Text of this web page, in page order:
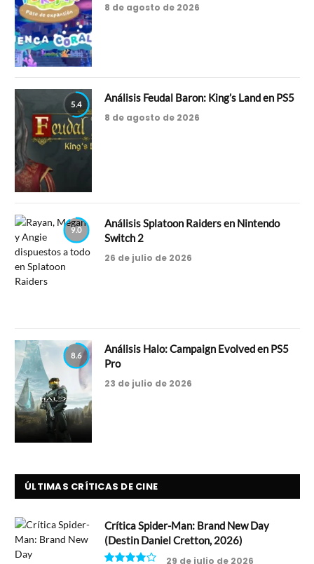
8 de agosto de 2026
5.4
Análisis Feudal Baron: King’s Land en PS5
8 de agosto de 2026
9.0
Análisis Splatoon Raiders en Nintendo
Switch 2
26 de julio de 2026
8.6
Análisis Halo: Campaign Evolved en PS5
Pro
23 de julio de 2026
ÚLTIMAS CRÍTICAS DE CINE
Crítica Spider-Man: Brand New Day
(Destin Daniel Cretton, 2026)
29 de julio de 2026